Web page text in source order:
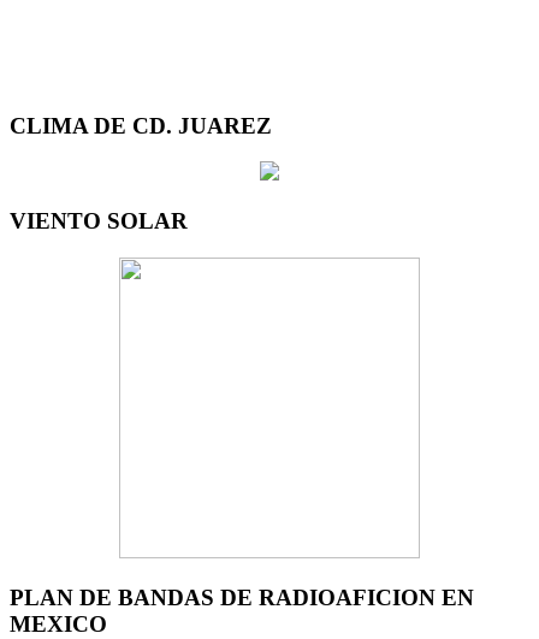
CLIMA DE CD. JUAREZ
VIENTO SOLAR
PLAN DE BANDAS DE RADIOAFICION EN
MEXICO